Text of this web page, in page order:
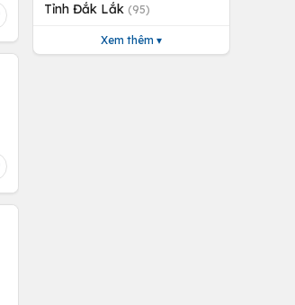
Tỉnh Đắk Lắk (95)
Xem thêm ▾